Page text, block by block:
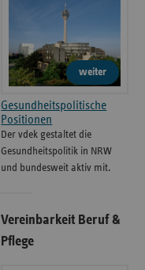
weiter
Gesundheitspolitische
Positionen
Der vdek gestaltet die
Gesundheitspolitik in NRW
und bundesweit aktiv mit.
Vereinbarkeit Beruf &
Pflege